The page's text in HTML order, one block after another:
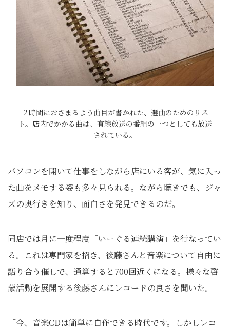
２時間におさまるよう曲目が書かれた、選曲のためのリス
ト。店内でかかる曲は、有線放送の番組の一つとしても放送
されている。
パソコンを開いて仕事をしながら店にいる客が、気に入っ
た曲をメモする姿も多々見られる。ながら聴きでも、ジャ
ズの奥行きを知り、面白さを発見できるのだ。
同店では月に一度程度「いーぐる連続講演」を行なってい
る。これは専門家を招き、後藤さんと音楽について自由に
語り合う催しで、通算すると700回近くになる。様々な啓
蒙活動を展開する後藤さんにレコードの良さを聞いた。
「今、音楽CDは簡単に自作できる時代です。しかしレコ